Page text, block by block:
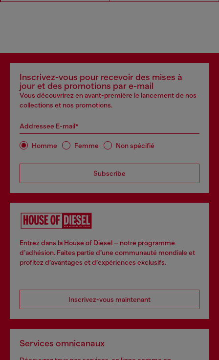
Inscrivez-vous pour recevoir des mises à
jour et des promotions par e-mail
Vous découvrirez en avant-première le lancement de nos
collections et nos promotions.
Addressee E-mail*
Homme Femme Non spécifié
Subscribe
Entrez dans la House of Diesel – notre programme
d’adhésion. Faites partie d’une communauté mondiale et
profitez d’avantages et d’expériences exclusifs.
Inscrivez-vous maintenant
Services omnicanaux